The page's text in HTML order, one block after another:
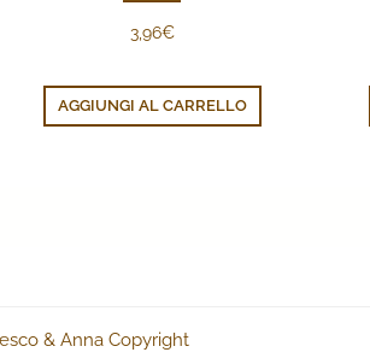
3,96€
AGGIUNGI AL CARRELLO
& Anna Copyright